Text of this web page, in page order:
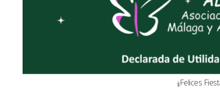
¡¡Felices